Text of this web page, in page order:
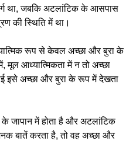
था, जबकि अटलांटिक के आसपास
की स्थिति में था।
रूप से केवल अच्छा और बुरा के
मूल आध्यात्मिकता में न तो अच्छा
इसे अच्छा और बुरा के रूप में देखता
के जापान में होता है और अटलांटिक
बातें करता है, तो वह अच्छा और